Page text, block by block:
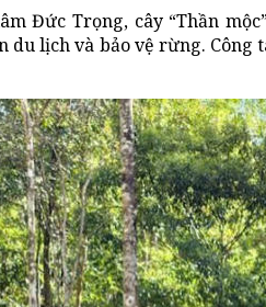
Đức Trọng, cây “Thần
lịch và bảo vệ rừng. Công